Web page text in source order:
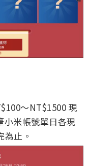
～NT$1500 現
小米帳號單日各現
止。